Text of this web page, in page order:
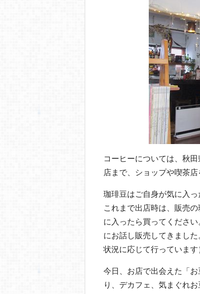
コーヒーについては、秋
店まで、ショップや喫茶
珈琲豆はご自身が気に入っ
これまで出店時は、販売
に入ったら買ってくださ
にお話し販売してきまし
状況に応じて行っています
今日、お店で出会えた「
り、デカフェ、気まぐれ